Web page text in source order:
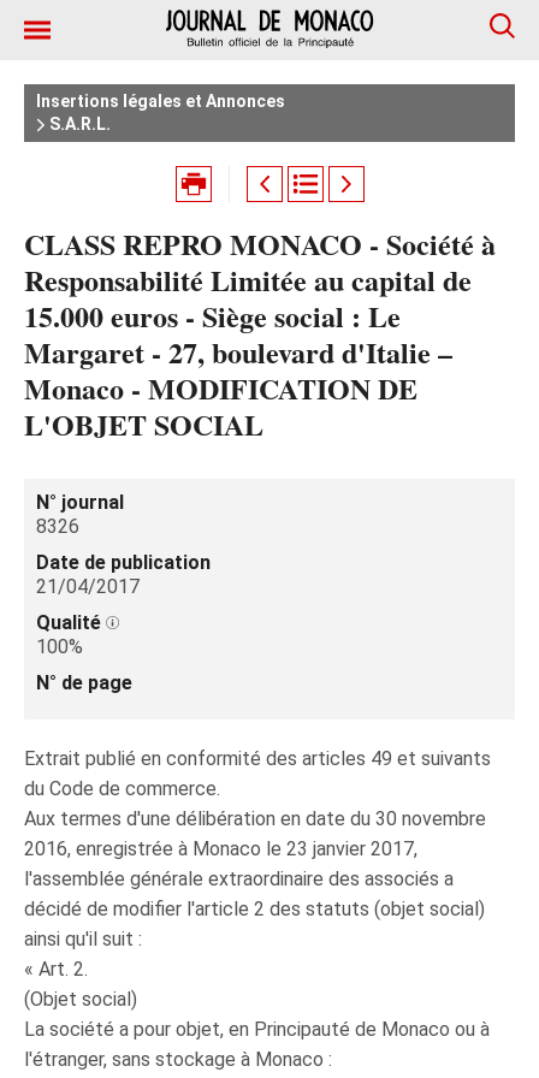
Insertions légales et Annonces
S.A.R.L.
CLASS REPRO MONACO - Société à
Responsabilité Limitée au capital de
15.000 euros - Siège social : Le
Margaret - 27, boulevard d'Italie –
Monaco - MODIFICATION DE
L'OBJET SOCIAL
N° journal
8326
Date de publication
21/04/2017
Qualité
100%
N° de page
Extrait publié en conformité des articles 49 et suivants
du Code de commerce.
Aux termes d'une délibération en date du 30 novembre
2016, enregistrée à Monaco le 23 janvier 2017,
l'assemblée générale extraordinaire des associés a
décidé de modifier l'article 2 des statuts (objet social)
ainsi qu'il suit :
« Art. 2.
(Objet social)
La société a pour objet, en Principauté de Monaco ou à
l'étranger, sans stockage à Monaco :